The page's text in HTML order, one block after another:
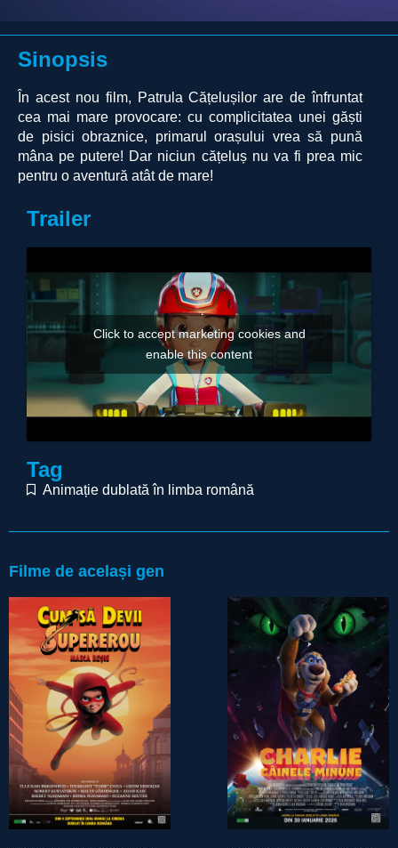
Sinopsis
În acest nou film, Patrula Cățelușilor are de înfruntat
cea mai mare provocare: cu complicitatea unei găști
de pisici obraznice, primarul orașului vrea să pună
mâna pe putere! Dar niciun cățeluș nu va fi prea mic
pentru o aventură atât de mare!
Trailer
Click to accept marketing cookies and
enable this content
Tag
Animație dublată în limba română
Filme de același gen